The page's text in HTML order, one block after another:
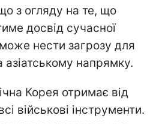
з огляду на те, що
досвід сучасної
нести загрозу для
напрямку.
Корея отримає від
військові інструменти.